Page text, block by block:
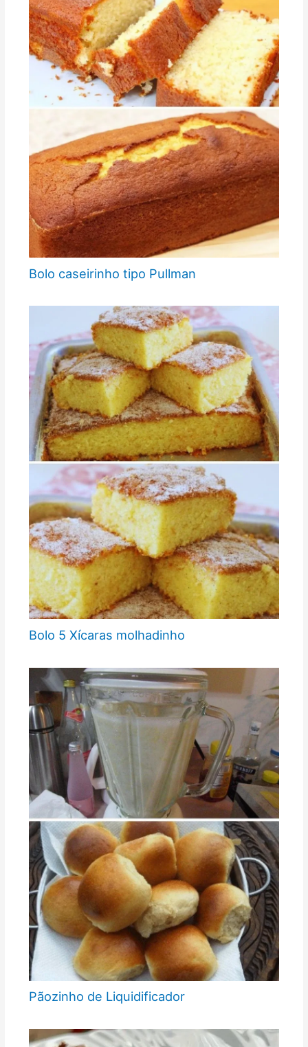
Bolo caseirinho tipo Pullman
Bolo 5 Xícaras molhadinho
Pãozinho de Liquidificador